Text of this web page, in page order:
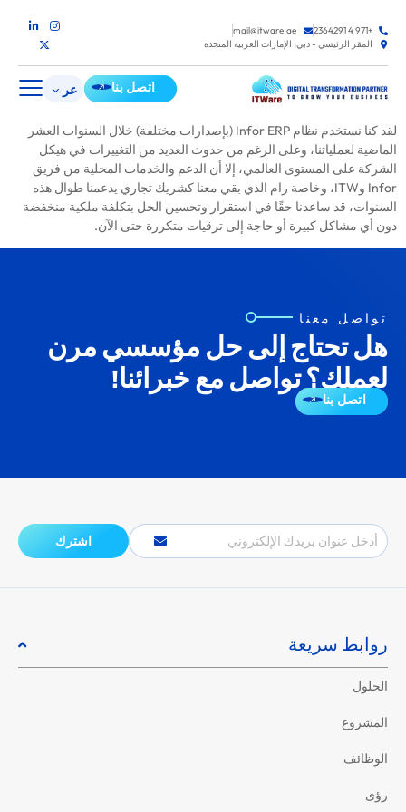
+971 4 2364291
mail@itware.ae
المقر الرئيسي - دبي، الإمارات العربية المتحدة
اتصل بنا عر
لقد كنا نستخدم نظام Infor ERP (بإصدارات مختلفة) خلال السنوات العشر
الماضية لعملياتنا، وعلى الرغم من حدوث العديد من التغييرات في هيكل
الشركة على المستوى العالمي، إلا أن الدعم والخدمات المحلية من فريق
Infor وITW، وخاصة رام الذي بقي معنا كشريك تجاري يدعمنا طوال هذه
السنوات، قد ساعدنا حقًا في استقرار وتحسين الحل بتكلفة ملكية منخفضة
دون أي مشاكل كبيرة أو حاجة إلى ترقيات متكررة حتى الآن.
تواصل معنا
هل تحتاج إلى حل مؤسسي مرن
لعملك؟ تواصل مع خبرائنا!
اتصل بنا
البريد
الإلكتروني اشترك
روابط سريعة
الحلول
المشروع
الوظائف
رؤى